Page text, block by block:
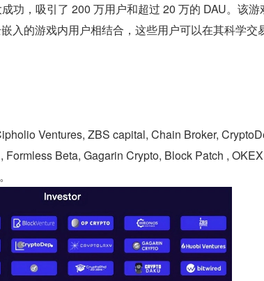
功，吸引了 200 万用户和超过 20 万的 DAU。该游
入的游戏内用户相结合，这些用户可以在其科学交
Ventures, ZBS capital, Chain Broker,
Beta, Gagarin Crypto, Block Patch , OKEX